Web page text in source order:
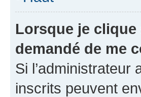
Lorsque je clique
demandé de me
Si
inscrits peuvent